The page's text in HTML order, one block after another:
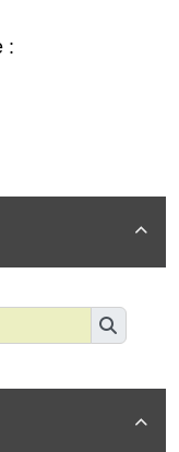
:

